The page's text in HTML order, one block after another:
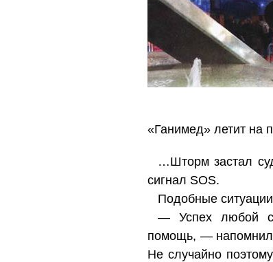
«Ганимед» летит на
…Шторм застал
сигнал SOS.
Подобные
— Успех любой
помощь, — напомнил
Не случайно